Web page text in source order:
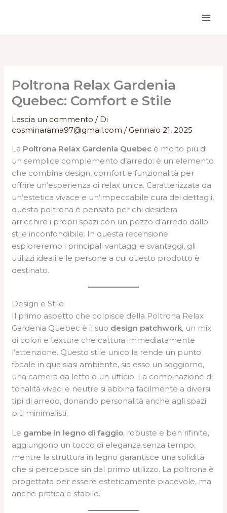
Poltrona Relax Gardenia
Quebec: Comfort e Stile
Lascia un commento / Di
cosminarama97@gmail.com/Gennaio 21, 2025
La Poltrona Relax Gardenia Quebec è molto più di
un semplice complemento d’arredo: è un elemento
che combina design, comfort e funzionalità per
offrire un’esperienza di relax unica. Caratterizzata da
un’estetica vivace e un’impeccabile cura dei dettagli,
questa poltrona è pensata per chi desidera
arricchire i propri spazi con un pezzo d’arredo dallo
stile inconfondibile. In questa recensione
esploreremo i principali vantaggi e svantaggi, gli
utilizzi ideali e le persone a cui questo prodotto è
destinato.
Design e Stile
Il primo aspetto che colpisce della Poltrona Relax
Gardenia Quebec è il suo design patchwork, un mix
di colori e texture che cattura immediatamente
l’attenzione. Questo stile unico la rende un punto
focale in qualsiasi ambiente, sia esso un soggiorno,
una camera da letto o un ufficio. La combinazione di
tonalità vivaci e neutre si abbina facilmente a diversi
tipi di arredo, donando personalità anche agli spazi
più minimalisti.
Le gambe in legno di faggio, robuste e ben rifinite,
aggiungono un tocco di eleganza senza tempo,
mentre la struttura in legno garantisce una solidità
che si percepisce sin dal primo utilizzo. La poltrona è
progettata per essere esteticamente piacevole, ma
anche pratica e stabile.